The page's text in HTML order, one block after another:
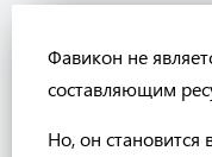
Фавикон не
составляющим
Но, он